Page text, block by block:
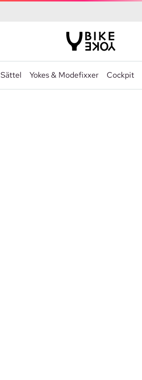
Sättel Yokes & Modefixxer Cockpit